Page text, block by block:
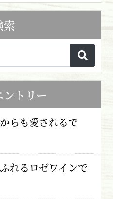
索
トリー
らも愛されるで
れるロゼワインで